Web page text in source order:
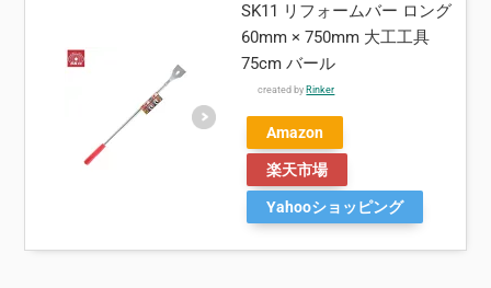
SK11 リフォームバー ロング
60mm × 750mm 大工工具
75cm バール
created by Rinker
Amazon
楽天市場
Yahooショッピング